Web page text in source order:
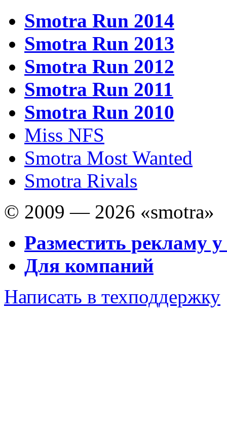
Smotra Run 2014
Smotra Run 2013
Smotra Run 2012
Smotra Run 2011
Smotra Run 2010
Miss NFS
Smotra Most Wanted
Smotra Rivals
© 2009 — 2026 «smotra»
Разместить рекламу у
Для компаний
Написать в техподдержку